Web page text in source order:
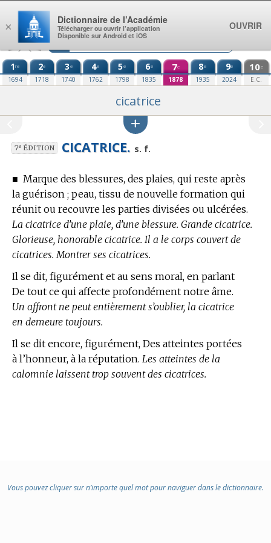
Aller au contenu
1re
1694
2e
1718
3e
1740
4e
1762
5e
1798
6e
1835
7e
1878
8e
1935
9e
2024
10e
E.C.
cicatrice
7eÉDITION CICATRICE. s. f.
■ Marque des blessures, des plaies, qui reste après
la guérison ; peau, tissu de nouvelle formation qui
réunit ou recouvre les parties divisées ou ulcérées.
La cicatrice d’une plaie, d’une blessure. Grande cicatrice.
Glorieuse, honorable cicatrice. Il a le corps couvert de
cicatrices. Montrer ses cicatrices.
Il se dit, figurément et au sens moral, en parlant
De tout ce qui affecte profondément notre âme.
Un affront ne peut entièrement s’oublier, la cicatrice
en demeure toujours.
Il se dit encore, figurément, Des atteintes portées
à l’honneur, à la réputation. Les atteintes de la
calomnie laissent trop souvent des cicatrices.
Vous pouvez cliquer sur n’importe quel mot pour naviguer dans le dictionnaire.
×
Dictionnaire de l’Académie
Télécharger ou ouvrir l’application
Disponible sur Android et iOS
OUVRIR